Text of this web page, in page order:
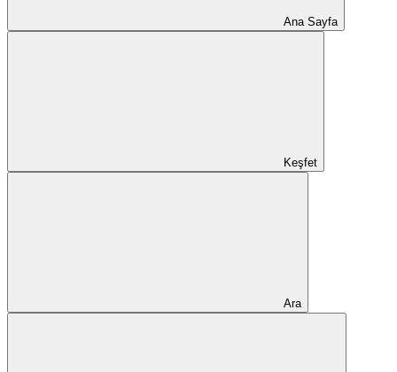
Ana Sayfa
Keşfet
Ara